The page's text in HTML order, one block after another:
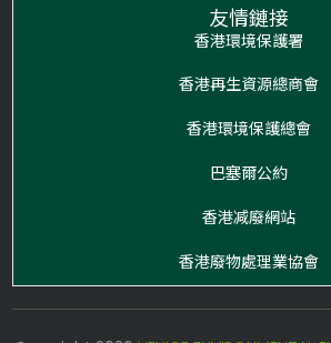
友情鏈接
香港環境保護署
香港再生資源總商會
香港環境保護總會
巴塞爾公約
香港减廢網站
香港廢物處理業協會